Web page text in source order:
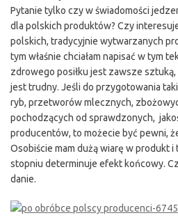
Pytanie tylko czy w świadomości
dla polskich produktów? Czy
polskich, tradycyjnie wytwarzanych
tym właśnie chciałam napisać w tym
zdrowego posiłku jest zawsze
jest trudny. Jeśli do przygotowania
ryb, przetworów mlecznych,
pochodzących od sprawdzonych,
producentów, to możecie być pewni,
Osobiście mam dużą wiarę w produkt i
stopniu determinuje efekt końcowy.
danie.